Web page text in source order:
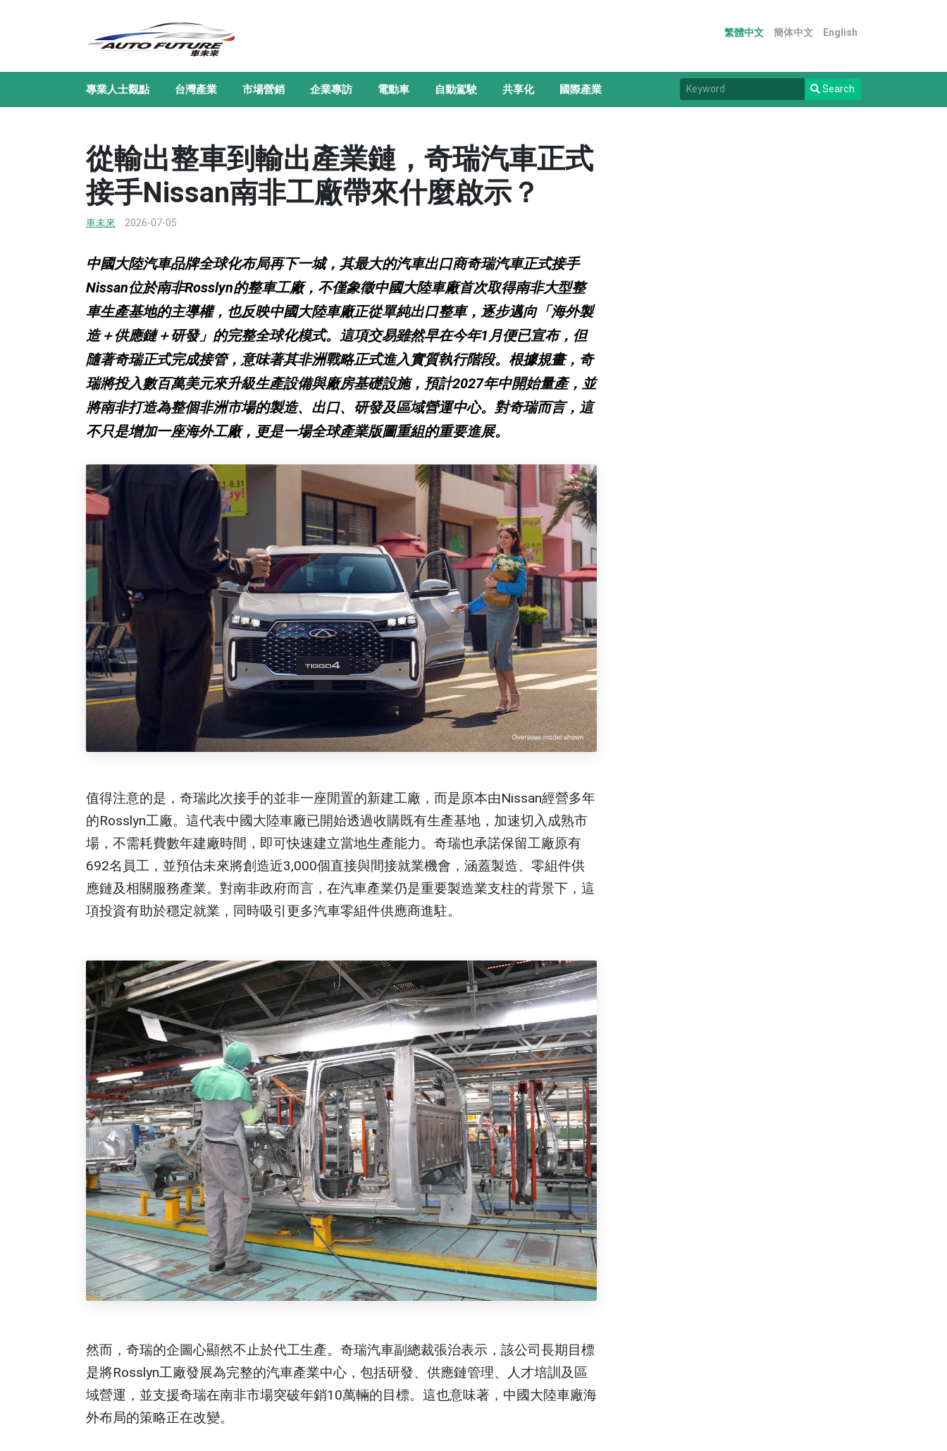
繁體中文 簡体中文 English
專業人士觀點 台灣產業 市場營銷 企業專訪 電動車 自動駕駛 共享化 國際產業 Search
從輸出整車到輸出產業鏈，奇瑞汽車正式
接手Nissan南非工廠帶來什麼啟示？
車未來 2026-07-05
中國大陸汽車品牌全球化布局再下一城，其最大的汽車出口商奇瑞汽車正式接手
Nissan位於南非Rosslyn的整車工廠，不僅象徵中國大陸車廠首次取得南非大型整
車生產基地的主導權，也反映中國大陸車廠正從單純出口整車，逐步邁向「海外製
造＋供應鏈＋研發」的完整全球化模式。這項交易雖然早在今年1月便已宣布，但
隨著奇瑞正式完成接管，意味著其非洲戰略正式進入實質執行階段。根據規畫，奇
瑞將投入數百萬美元來升級生產設備與廠房基礎設施，預計2027年中開始量產，並
將南非打造為整個非洲市場的製造、出口、研發及區域營運中心。對奇瑞而言，這
不只是增加一座海外工廠，更是一場全球產業版圖重組的重要進展。
值得注意的是，奇瑞此次接手的並非一座閒置的新建工廠，而是原本由Nissan經營多年
的Rosslyn工廠。這代表中國大陸車廠已開始透過收購既有生產基地，加速切入成熟市
場，不需耗費數年建廠時間，即可快速建立當地生產能力。奇瑞也承諾保留工廠原有
692名員工，並預估未來將創造近3,000個直接與間接就業機會，涵蓋製造、零組件供
應鏈及相關服務產業。對南非政府而言，在汽車產業仍是重要製造業支柱的背景下，這
項投資有助於穩定就業，同時吸引更多汽車零組件供應商進駐。
然而，奇瑞的企圖心顯然不止於代工生產。奇瑞汽車副總裁張治表示，該公司長期目標
是將Rosslyn工廠發展為完整的汽車產業中心，包括研發、供應鏈管理、人才培訓及區
域營運，並支援奇瑞在南非市場突破年銷10萬輛的目標。這也意味著，中國大陸車廠海
外布局的策略正在改變。